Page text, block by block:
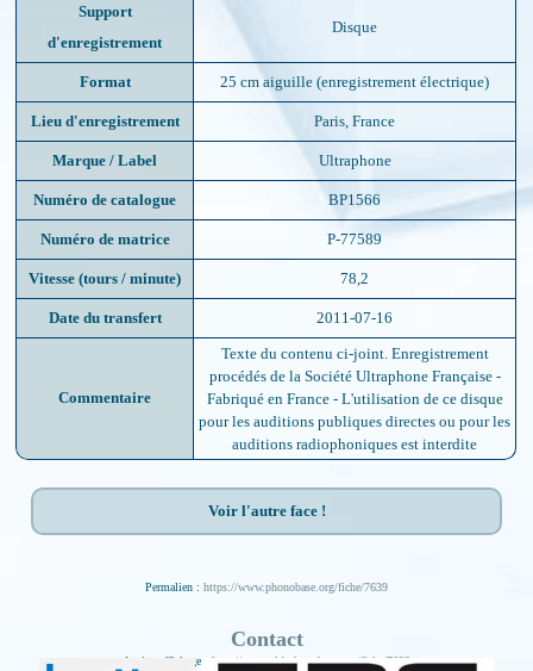
Support
d'enregistrement
Disque
Format 25 cm aiguille (enregistrement électrique)
Lieu d'enregistrement Paris, France
Marque / Label Ultraphone
Numéro de catalogue BP1566
Numéro de matrice P-77589
Vitesse (tours / minute) 78,2
Date du transfert 2011-07-16
Commentaire
Texte du contenu ci-joint. Enregistrement
procédés de la Société Ultraphone Française -
Fabriqué en France - L'utilisation de ce disque
pour les auditions publiques directes ou pour les
auditions radiophoniques est interdite
Voir l'autre face !
Permalien : https://www.phonobase.org/fiche/7639
Ancien affichage : http://www.old.phonobase.org/fiche/7639
Contact